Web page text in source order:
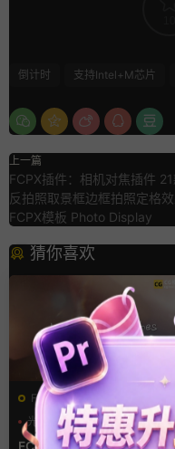
倒计时 支持Intel+M芯片
上一篇
FCPX插件：相机对焦插件
反拍照取景框边框拍照定格
FCPX模板 Photo Display
猜你喜欢
FCPX转场
光效
复古风
支持Intel+M芯片